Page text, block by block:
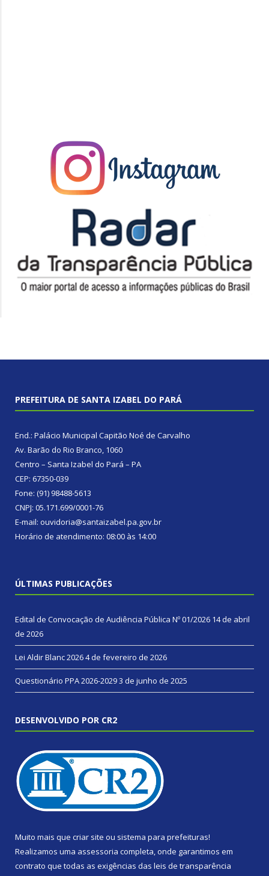
PREFEITURA DE SANTA IZABEL DO PARÁ
End.: Palácio Municipal Capitão Noé de Carvalho
Av. Barão do Rio Branco, 1060
Centro – Santa Izabel do Pará – PA
CEP: 67350-039
Fone: (91) 98488-5613
CNPJ: 05.171.699/0001-76
E-mail: ouvidoria@santaizabel.pa.gov.br
Horário de atendimento: 08:00 às 14:00
ÚLTIMAS PUBLICAÇÕES
Edital de Convocação de Audiência Pública Nº 01/2026 14 de abril
de 2026
Lei Aldir Blanc 20264 de fevereiro de 2026
Questionário PPA 2026-20293 de junho de 2025
DESENVOLVIDO POR CR2
Muito mais que criar site ou sistema para prefeituras!
Realizamos uma assessoria completa, onde garantimos em
contrato que todas as exigências das leis de transparência